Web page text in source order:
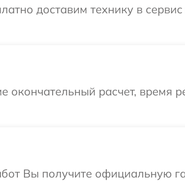
доставим технику в
окончательный расчет, время
Вы получите официальную